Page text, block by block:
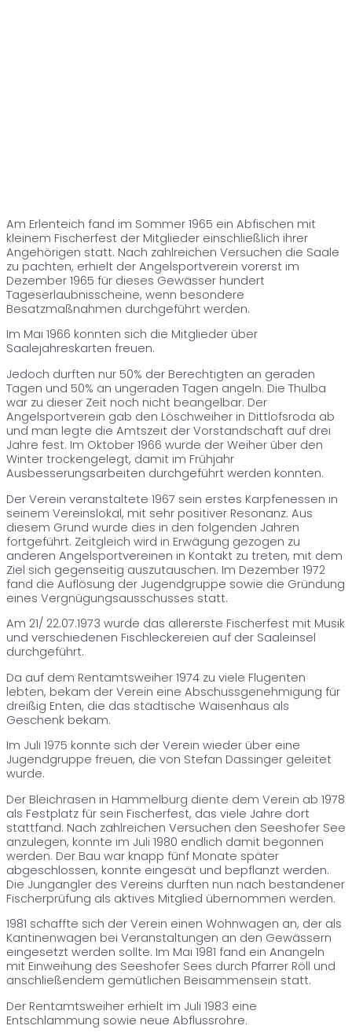
Am Erlenteich fand im Sommer 1965 ein Abfischen mit
kleinem Fischerfest der Mitglieder einschließlich ihrer
Angehörigen statt. Nach zahlreichen Versuchen die Saale
zu pachten, erhielt der Angelsportverein vorerst im
Dezember 1965 für dieses Gewässer hundert
Tageserlaubnisscheine, wenn besondere
Besatzmaßnahmen durchgeführt werden.
Im Mai 1966 konnten sich die Mitglieder über
Saalejahreskarten freuen.
Jedoch durften nur 50% der Berechtigten an geraden
Tagen und 50% an ungeraden Tagen angeln. Die Thulba
war zu dieser Zeit noch nicht beangelbar. Der
Angelsportverein gab den Löschweiher in Dittlofsroda ab
und man legte die Amtszeit der Vorstandschaft auf drei
Jahre fest. Im Oktober 1966 wurde der Weiher über den
Winter trockengelegt, damit im Frühjahr
Ausbesserungsarbeiten durchgeführt werden konnten.
Der Verein veranstaltete 1967 sein erstes Karpfenessen in
seinem Vereinslokal, mit sehr positiver Resonanz. Aus
diesem Grund wurde dies in den folgenden Jahren
fortgeführt. Zeitgleich wird in Erwägung gezogen zu
anderen Angelsportvereinen in Kontakt zu treten, mit dem
Ziel sich gegenseitig auszutauschen. Im Dezember 1972
fand die Auflösung der Jugendgruppe sowie die Gründung
eines Vergnügungsausschusses statt.
Am 21/ 22.07.1973 wurde das allererste Fischerfest mit Musik
und verschiedenen Fischleckereien auf der Saaleinsel
durchgeführt.
Da auf dem Rentamtsweiher 1974 zu viele Flugenten
lebten, bekam der Verein eine Abschussgenehmigung für
dreißig Enten, die das städtische Waisenhaus als
Geschenk bekam.
Im Juli 1975 konnte sich der Verein wieder über eine
Jugendgruppe freuen, die von Stefan Dassinger geleitet
wurde.
Der Bleichrasen in Hammelburg diente dem Verein ab 1978
als Festplatz für sein Fischerfest, das viele Jahre dort
stattfand. Nach zahlreichen Versuchen den Seeshofer See
anzulegen, konnte im Juli 1980 endlich damit begonnen
werden. Der Bau war knapp fünf Monate später
abgeschlossen, konnte eingesät und bepflanzt werden.
Die Jungangler des Vereins durften nun nach bestandener
Fischerprüfung als aktives Mitglied übernommen werden.
1981 schaffte sich der Verein einen Wohnwagen an, der als
Kantinenwagen bei Veranstaltungen an den Gewässern
eingesetzt werden sollte. Im Mai 1981 fand ein Anangeln
mit Einweihung des Seeshofer Sees durch Pfarrer Röll und
anschließendem gemütlichen Beisammensein statt.
Der Rentamtsweiher erhielt im Juli 1983 eine
Entschlammung sowie neue Abflussrohre.